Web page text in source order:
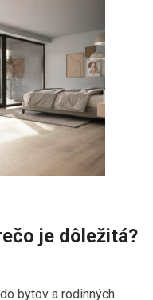
je dôležitá?
bytov a rodinných